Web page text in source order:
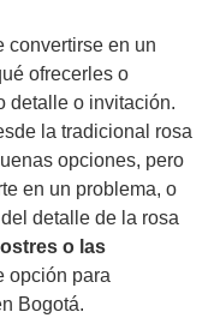
convertirse en un
ofrecerles o
detalle o invitación.
la tradicional rosa
opciones, pero
en un problema, o
detalle de la rosa
o las
opción para
Bogotá.